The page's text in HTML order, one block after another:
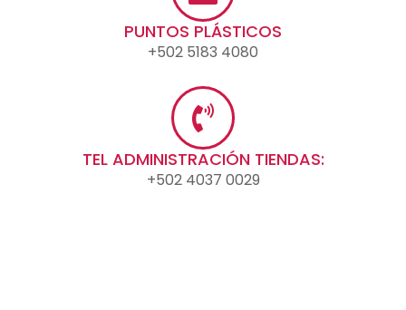
PUNTOS PLÁSTICOS
+502 5183 4080
TEL ADMINISTRACIÓN TIENDAS:
+502 4037 0029